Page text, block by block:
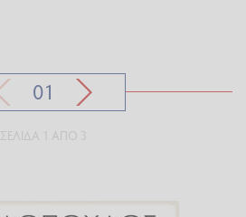
01
ΣΕΛΊΔΑ 1 ΑΠΌ 3